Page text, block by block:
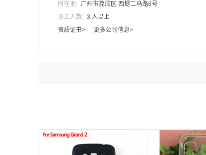
所在地:
广州市荔湾区 西堤二马路8号
员工人数: 3 人以上
资质证书>
更多公司信息>